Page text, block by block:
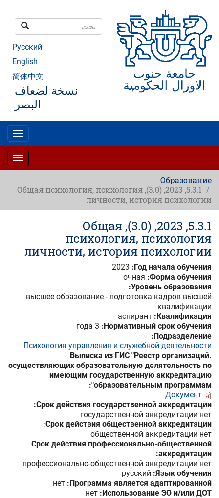
المحتوى
الرئيسي
بحث
Русский
English
简体中文
نسخة لضعاف
البصر
Образование
5.3.1, 2023, (3.0), Общая психология, психология
личности, история психологии
5.3.1, 2023, (3.0), Общая
психология, психология
личности, история психологии
Год начала обучения:
2023
Форма обучения:
очная
Уровень образования:
высшее образование - подготовка кадров высшей
квалификации
Квалификация:
аспирант
Нормативный срок обучения:
3 года
Подразделение:
Психология управления и служебной деятельности
Выписка из ГИС "Реестр организаций.
осуществляющих образовательную делятельность по
имеющим государственную аккредитацию
образовательным программам":
Документ
Срок действия государственной аккредитации:
государственной аккредитации нет
Срок действия общественной аккредитации:
общественной аккредитации нет
Срок действия профессионально-общественной
аккредитации:
профессионально-общественной аккредитации нет
Язык обучения:
русский
Программа является адаптированной:
нет
Использование ЭО и/или ДОТ:
нет